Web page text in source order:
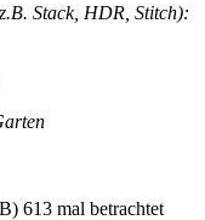
Stack, HDR, Stitch):
613 mal betrachtet